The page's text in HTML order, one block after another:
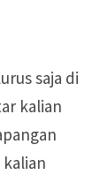
saja di
kalian